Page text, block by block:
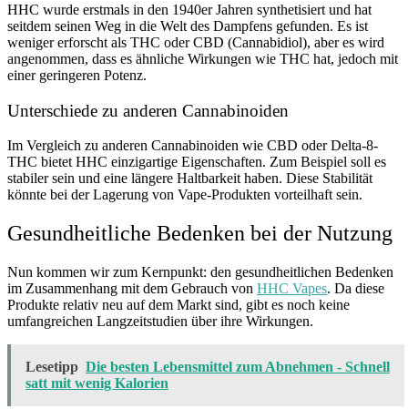
HHC wurde erstmals in den 1940er Jahren synthetisiert und hat
seitdem seinen Weg in die Welt des Dampfens gefunden. Es ist
weniger erforscht als THC oder CBD (Cannabidiol), aber es wird
angenommen, dass es ähnliche Wirkungen wie THC hat, jedoch mit
einer geringeren Potenz.
Unterschiede zu anderen Cannabinoiden
Im Vergleich zu anderen Cannabinoiden wie CBD oder Delta-8-
THC bietet HHC einzigartige Eigenschaften. Zum Beispiel soll es
stabiler sein und eine längere Haltbarkeit haben. Diese Stabilität
könnte bei der Lagerung von Vape-Produkten vorteilhaft sein.
Gesundheitliche Bedenken bei der Nutzung
Nun kommen wir zum Kernpunkt: den gesundheitlichen Bedenken
im Zusammenhang mit dem Gebrauch von HHC Vapes. Da diese
Produkte relativ neu auf dem Markt sind, gibt es noch keine
umfangreichen Langzeitstudien über ihre Wirkungen.
Lesetipp Die besten Lebensmittel zum Abnehmen - Schnell
satt mit wenig Kalorien